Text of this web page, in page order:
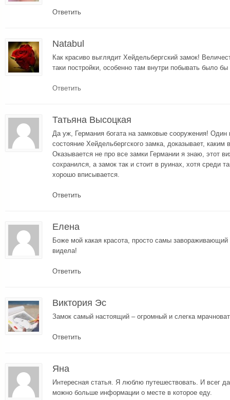
Ответить
Natabul
Как красиво выглядит Хейдельбергский замок!
таки постройки, особенно там внутри побывать было бы
Ответить
Татьяна Высоцкая
Да уж, Германия богата на замковые сооружения!
состояние Хейдельбергского замка, доказывает,
Оказывается не про все замки Германии я знаю, этот
сохранился, а замок так и стоит в руинах, хотя среди
хорошо вписывается.
Ответить
Елена
Боже мой какая красота, просто самы завораживающий
видела!
Ответить
Виктория Эс
Замок самый настоящий – огромный и слегка
Ответить
Яна
Интересная статья. Я люблю путешествовать. И всег
можно больше информации о месте в которое еду.